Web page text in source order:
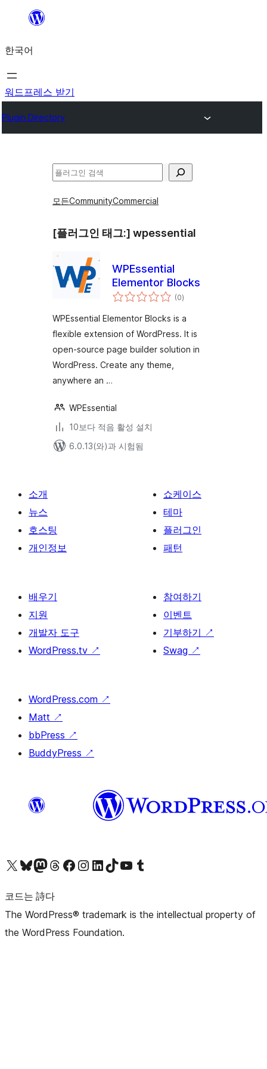
츠
로
바
가
한국어
워드프레스 받기
Plugin Directory
검
모든CommunityCommercial
[플러그인 태그:] wpessential
WPEssential
Elementor Blocks
(0전
체
점
)
WPEssential Elementor Blocks is a
flexible extension of WordPress. It is
open-source page builder solution in
WordPress. Create any theme,
anywhere an …
WPEssential
10보다 적음 활성 설치
6.0.13(와)과 시험됨
소개
뉴스
호스팅
개인정보
쇼케이스
테마
플러그인
패턴
배우기
지원
개발자 도구
WordPress.tv ↗
참여하기
이벤트
기부하기 ↗
Swag ↗
WordPress.com ↗
Matt ↗
bbPress ↗
BuddyPress ↗
X(이전 트위터) 계정 방문하기블루스카이 계정 방문하기마스토돈 계정 방문하기스레드 계정 방문하기 페이스북 페이지 방문하기인스타그램 계정 방문하기 LinkedIn 계정 방문하기틱톡 계정 방문하기유튜브 채널 방문하기 텀블러 계정 방문하기
코드는 詩다
The WordPress® trademark is the intellectual property of
the WordPress Foundation.